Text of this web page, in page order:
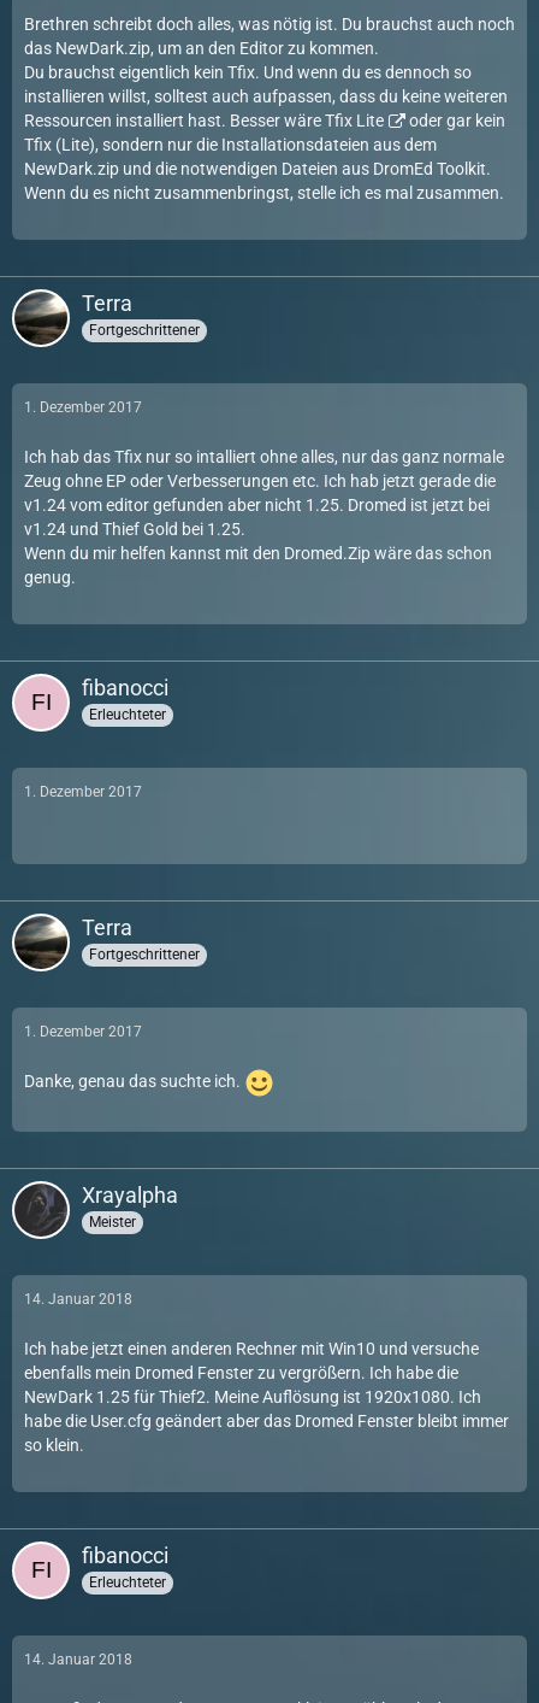
Brethren schreibt doch alles, was nötig ist. Du brauchst auch noch
das NewDark.zip, um an den Editor zu kommen.
Du brauchst eigentlich kein Tfix. Und wenn du es dennoch so
installieren willst, solltest auch aufpassen, dass du keine weiteren
Ressourcen installiert hast. Besser wäreTfix Lite
oder gar kein
Tfix (Lite), sondern nur die Installationsdateien aus dem
NewDark.zip und die notwendigen Dateien aus DromEd Toolkit.
Wenn du es nicht zusammenbringst, stelle ich es mal zusammen.
Terra
Fortgeschrittener
1. Dezember 2017
Ich hab das Tfix nur so intalliert ohne alles, nur das ganz normale
Zeug ohne EP oder Verbesserungen etc. Ich hab jetzt gerade die
v1.24 vom editor gefunden aber nicht 1.25. Dromed ist jetzt bei
v1.24 und Thief Gold bei 1.25.
Wenn du mir helfen kannst mit den Dromed.Zip wäre das schon
genug.
fibanocci
Erleuchteter
1. Dezember 2017
Terra
Fortgeschrittener
1. Dezember 2017
Danke, genau das suchte ich.
Xrayalpha
Meister
14. Januar 2018
Ich habe jetzt einen anderen Rechner mit Win10 und versuche
ebenfalls mein Dromed Fenster zu vergrößern. Ich habe die
NewDark 1.25 für Thief2. Meine Auflösung ist 1920x1080. Ich
habe die User.cfg geändert aber das Dromed Fenster bleibt immer
so klein.
fibanocci
Erleuchteter
14. Januar 2018